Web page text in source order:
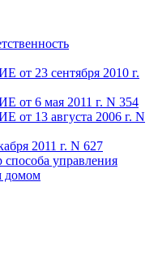
23 сентября 2010 г.
6 мая 2011 г. N 354
13 августа 2006 г. N
2011 г. N 627
управления
домом